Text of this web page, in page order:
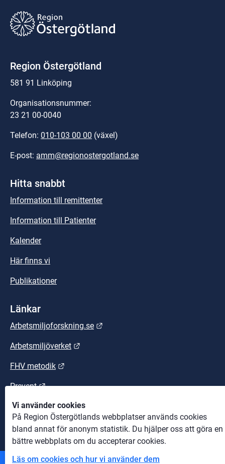
Vi använder cookies
På Region Östergötlands webbplatser används cookies
bland annat för anonym statistik. Du hjälper oss att göra en
bättre webbplats om du accepterar cookies.
Läs om cookies och hur vi använder dem
Region Östergötland
581 91 Linköping
Organisationsnummer:
23 21 00-0040
Telefon: 010-103 00 00 (växel)
E-post: amm@regionostergotland.se
Hitta snabbt
Information till remittenter
Information till Patienter
Kalender
Här finns vi
Publikationer
Länkar
Arbetsmiljoforskning.se
Arbetsmiljöverket
FHV metodik
Prevent Länk till annan webbplats.
Suntarbetsliv Länk till annan webbplats.